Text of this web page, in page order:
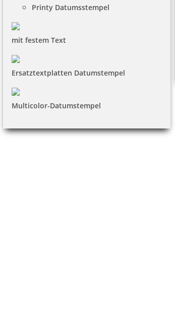
Printy Datumsstempel
mit festem Text
Ersatztextplatten Datumstempel
Multicolor-Datumstempel